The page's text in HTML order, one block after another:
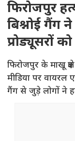
फिरोजपुर
बिश्नोई गैंग
प्रोड्यूसरों
फिरोजपुर के माखू
मीडिया पर वायरल
गैंग से जुड़े लोगों ने